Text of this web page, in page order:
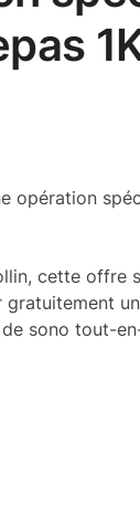
cette offre
gratuitement
de sono tout-